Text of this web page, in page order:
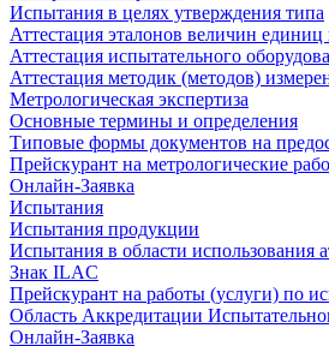
Испытания в целях утверждения типа
Аттестация эталонов величин
Аттестация испытательного
Аттестация методик (методов)
Метрологическая экспертиза
Основные термины и определения
Типовые формы документов на
Прейскурант на метрологические
Онлайн-Заявка
Испытания
Испытания продукции
Испытания в области использования
Знак ILAC
Прейскурант на работы (услуги) по
Область Аккредитации
Онлайн-Заявка